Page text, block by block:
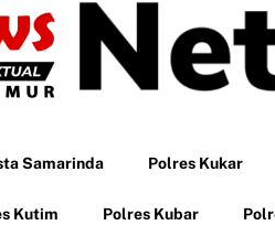
Samarinda Polres Kukar
Kutim Polres Kubar